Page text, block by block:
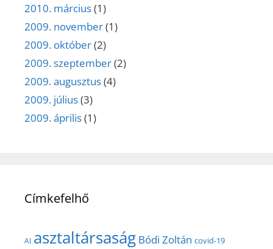
2010. március(1)
2009. november(1)
2009. október(2)
2009. szeptember(2)
2009. augusztus(4)
2009. július(3)
2009. április(1)
Címkefelhő
AI asztaltársaság Bódi Zoltán covid-19